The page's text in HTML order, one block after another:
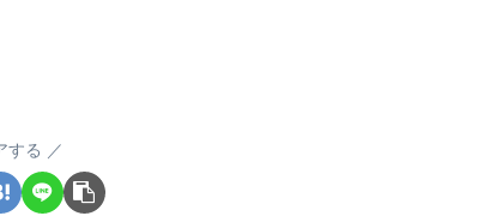
する